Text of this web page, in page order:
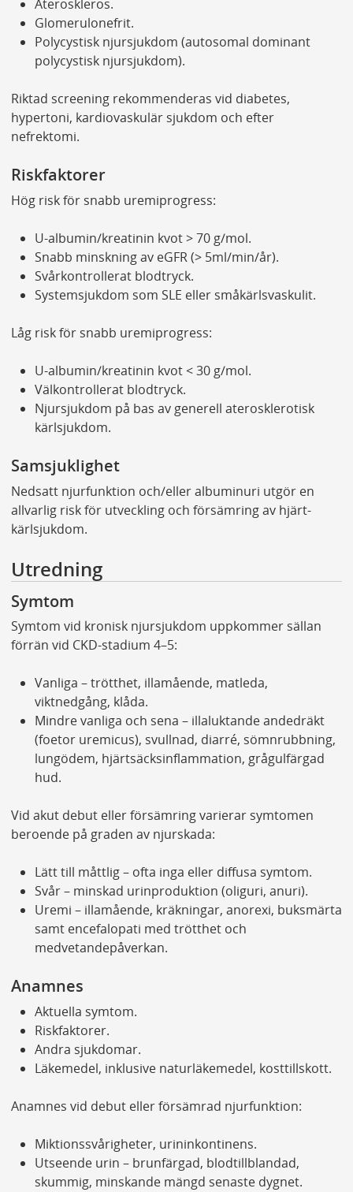
Ateroskleros.
Glomerulonefrit.
Polycystisk njursjukdom (autosomal dominant
polycystisk njursjukdom).
Riktad screening rekommenderas vid diabetes,
hypertoni, kardiovaskulär sjukdom och efter
nefrektomi.
Riskfaktorer
Hög risk för snabb uremiprogress:
U-albumin/kreatinin kvot > 70 g/mol.
Snabb minskning av eGFR (> 5ml/min/år).
Svårkontrollerat blodtryck.
Systemsjukdom som SLE eller småkärlsvaskulit.
Låg risk för snabb uremiprogress:
U-albumin/kreatinin kvot < 30 g/mol.
Välkontrollerat blodtryck.
Njursjukdom på bas av generell aterosklerotisk
kärlsjukdom.
Samsjuklighet
Nedsatt njurfunktion och/eller albuminuri utgör en
allvarlig risk för utveckling och försämring av hjärt-
kärlsjukdom.
Utredning
Symtom
Symtom vid kronisk njursjukdom uppkommer sällan
förrän vid CKD-stadium 4–5:
Vanliga – trötthet, illamående, matleda,
viktnedgång, klåda.
Mindre vanliga och sena – illaluktande andedräkt
(foetor uremicus), svullnad, diarré, sömnrubbning,
lungödem, hjärtsäcksinflammation, grågulfärgad
hud.
Vid akut debut eller försämring varierar symtomen
beroende på graden av njurskada:
Lätt till måttlig – ofta inga eller diffusa symtom.
Svår – minskad urinproduktion (oliguri, anuri).
Uremi – illamående, kräkningar, anorexi, buksmärta
samt encefalopati med trötthet och
medvetandepåverkan.
Anamnes
Aktuella symtom.
Riskfaktorer.
Andra sjukdomar.
Läkemedel, inklusive naturläkemedel, kosttillskott.
Anamnes vid debut eller försämrad njurfunktion:
Miktionssvårigheter, urininkontinens.
Utseende urin – brunfärgad, blodtillblandad,
skummig, minskande mängd senaste dygnet.